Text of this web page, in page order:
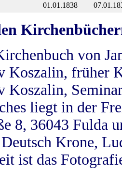
01.01.1838
von
Koszalin, früher
Koszalin,
liegt in der
8, 36043 Fulda
Krone,
ist das